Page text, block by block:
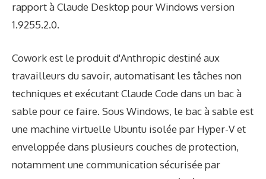
rapport à Claude Desktop pour Windows version
1.9255.2.0.
Cowork est le produit d'Anthropic destiné aux
travailleurs du savoir, automatisant les tâches non
techniques et exécutant Claude Code dans un bac à
sable pour ce faire. Sous Windows, le bac à sable est
une machine virtuelle Ubuntu isolée par Hyper-V et
enveloppée dans plusieurs couches de protection,
notamment une communication sécurisée par